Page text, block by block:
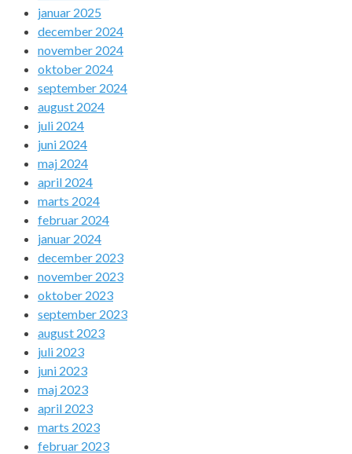
januar 2025
december 2024
november 2024
oktober 2024
september 2024
august 2024
juli 2024
juni 2024
maj 2024
april 2024
marts 2024
februar 2024
januar 2024
december 2023
november 2023
oktober 2023
september 2023
august 2023
juli 2023
juni 2023
maj 2023
april 2023
marts 2023
februar 2023